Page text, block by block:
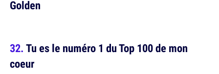
Golden
Tu es le numéro 1 du Top 100 de mon
coeur